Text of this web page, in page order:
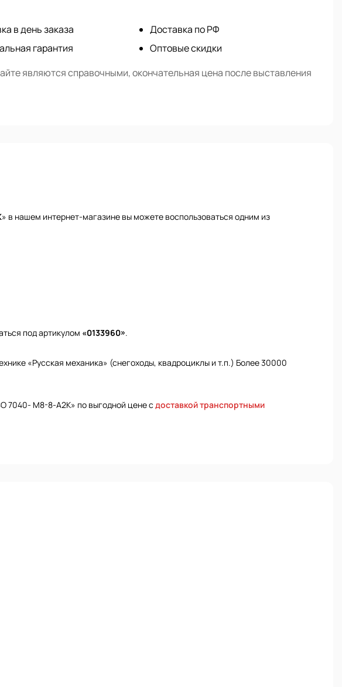
в день заказа
гарантия
Доставка по РФ
Оптовые скидки
являются справочными, окончательная цена после выставления
» в нашем интернет-магазине вы можете воспользоваться одним из
под артикулом «0133960».
«Русская механика» (снегоходы, квадроциклы и т.п.) Более 30000
7040- M8-8-А2К» по выгодной цене с доставкой транспортными